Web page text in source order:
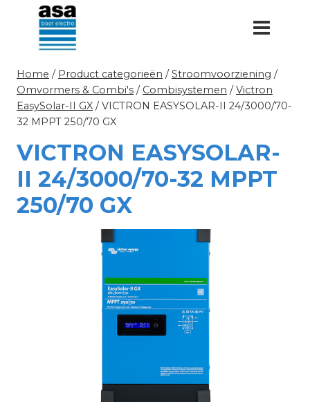
Doorgaan
inhoud
Home / Product categorieën / Stroomvoorziening /
Omvormers & Combi's / Combisystemen / Victron
EasySolar-II GX / VICTRON EASYSOLAR-II 24/3000/70-
32 MPPT 250/70 GX
VICTRON EASYSOLAR-
II 24/3000/70-32 MPPT
250/70 GX